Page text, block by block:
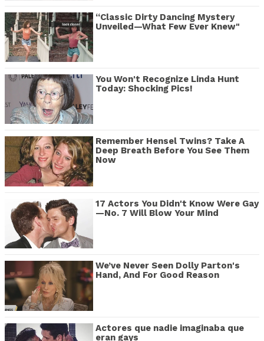
“Classic Dirty Dancing Mystery
Unveiled—What Few Ever Knew"
You Won't Recognize Linda Hunt
Today: Shocking Pics!
Remember Hensel Twins? Take A
Deep Breath Before You See Them
Now
17 Actors You Didn't Know Were Gay
—No. 7 Will Blow Your Mind
We’ve Never Seen Dolly Parton's
Hand, And For Good Reason
Actores que nadie imaginaba que
eran gays